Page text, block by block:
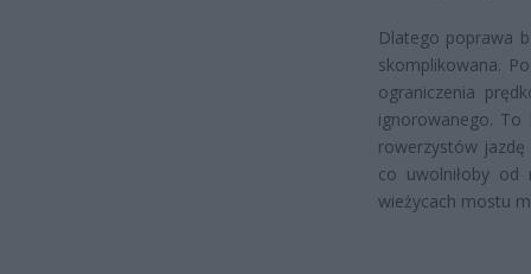
Dlatego poprawa
skomplikowana.
ograniczenia
ignorowanego. To
rowerzystów
co uwolniłoby
wieżycach mostu